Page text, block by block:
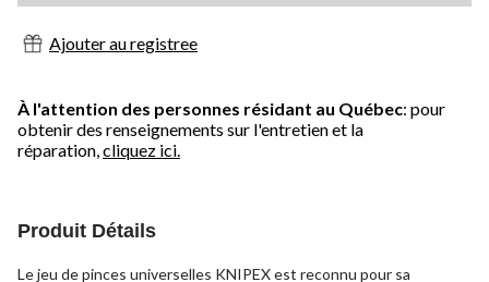
Ajouter au registree
À l'attention des personnes résidant au Québec: pour
obtenir des renseignements sur l'entretien et la
réparation,cliquez ici.
Produit Détails
Le jeu de pinces universelles KNIPEX est reconnu pour sa